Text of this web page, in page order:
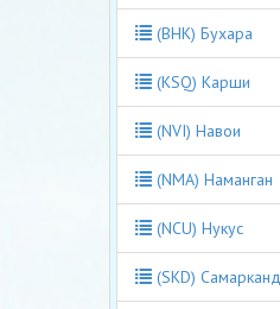
(BHK) Бухара
(KSQ) Карши
(NVI) Навои
(NMA) Наманган
(NCU) Нукус
(SKD) Самарканд